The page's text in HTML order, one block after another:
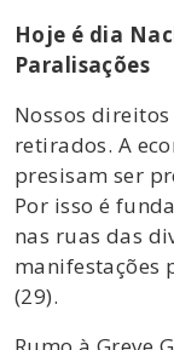
Hoje é dia
Paralisações
Nossos
retirados. A
presisam ser
Por isso é
nas ruas das
manifestações
(29).